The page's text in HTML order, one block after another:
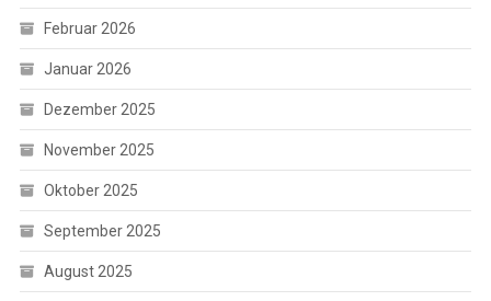
Februar 2026
Januar 2026
Dezember 2025
November 2025
Oktober 2025
September 2025
August 2025